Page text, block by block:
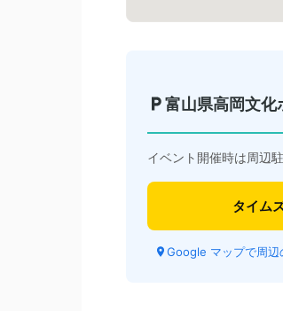
富山県高岡文化
イベント開催時は周辺
タイム
Google マップで周辺